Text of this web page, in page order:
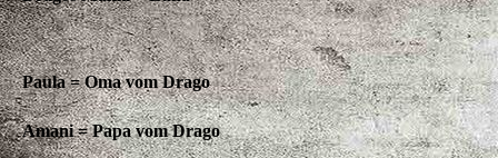
Paula = Oma vom Drago
Amani = Papa vom Drago